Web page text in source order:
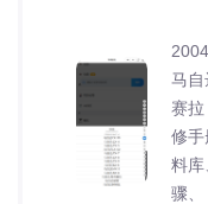
马
赛拉
修手
料库
骤、